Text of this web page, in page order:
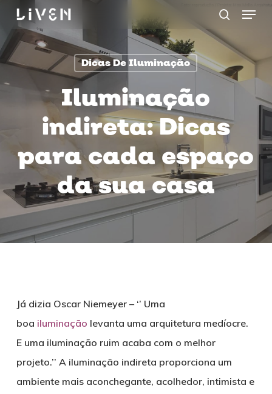
Skip
main
content
Menu
Dicas De Iluminação
Iluminação
indireta: Dicas
para cada espaço
da sua casa
Já dizia Oscar Niemeyer – ‘’ Uma
boa iluminação levanta uma arquitetura medíocre.
E uma iluminação ruim acaba com o melhor
projeto.’’ A iluminação indireta proporciona um
ambiente mais aconchegante, acolhedor, intimista e